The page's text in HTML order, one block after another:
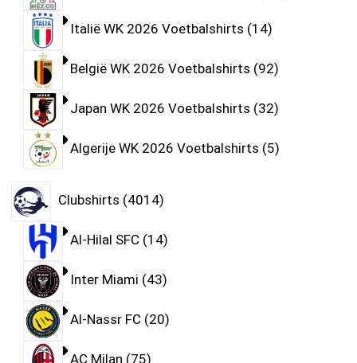
Italië WK 2026 Voetbalshirts 14
België WK 2026 Voetbalshirts 92
Japan WK 2026 Voetbalshirts 32
Algerije WK 2026 Voetbalshirts 5
Clubshirts 4014
Al-Hilal SFC 14
Inter Miami 43
Al-Nassr FC 20
AC Milan 75